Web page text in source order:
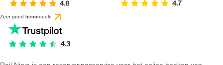
Zeer goed beoordeeld